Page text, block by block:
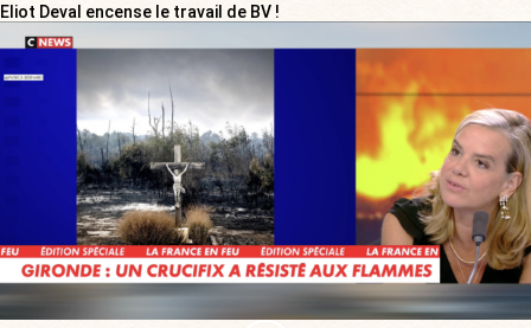
Eliot Deval encense le travail de BV !